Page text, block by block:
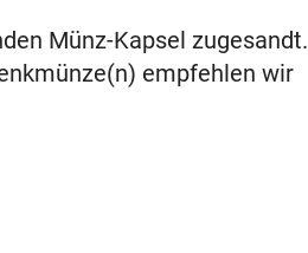
Münz-Kapsel zugesandt.
empfehlen wir